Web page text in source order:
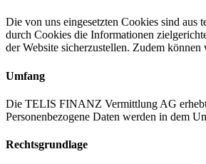
Die von uns eingesetzten Cookies sind
durch Cookies die Informationen
der Website sicherzustellen. Zudem
Umfang
Die TELIS FINANZ Vermittlung AG
Personenbezogene Daten werden in dem
Rechtsgrundlage